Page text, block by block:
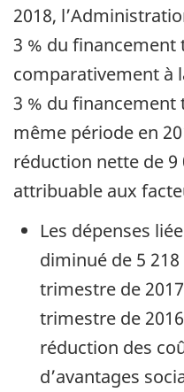
2018,
3 % du
comparativement à
3 % du
même période en
réduction nette de 9
attribuable aux
Les dépenses
diminué de 5
trimestre de
trimestre de
réduction des
d’avantages